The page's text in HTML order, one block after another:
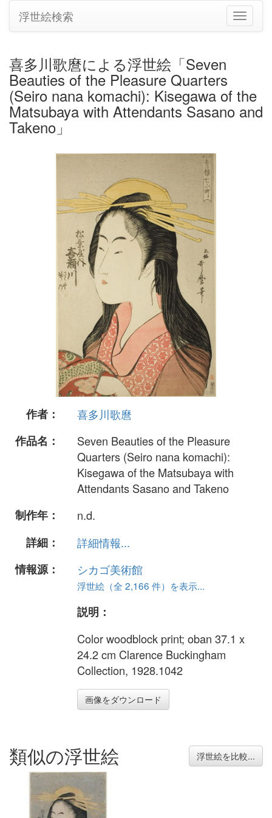
ナ
ビ
ン
の
切
浮世絵検索
喜多川歌麿による浮世絵「Seven
Beauties of the Pleasure Quarters
(Seiro nana komachi): Kisegawa of the
Matsubaya with Attendants Sasano and
Takeno」
作者：
喜多川歌麿
作品名：
Seven Beauties of the Pleasure
Quarters (Seiro nana komachi):
Kisegawa of the Matsubaya with
Attendants Sasano and Takeno
制作年：
n.d.
詳細：
詳細情報...
情報源：
シカゴ美術館
浮世絵（全 2,166 件）を表示...
説明：
Color woodblock print; oban 37.1 x
24.2 cm Clarence Buckingham
Collection, 1928.1042
画像をダウンロード
類似の浮世絵 浮世絵を比較...